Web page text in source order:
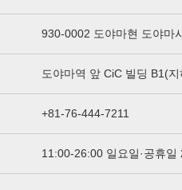
930-0002 도야마현 도야마
도야마역 앞 CiC 빌딩 B1(
+81-76-444-7211
11:00-26:00 일요일·공휴일